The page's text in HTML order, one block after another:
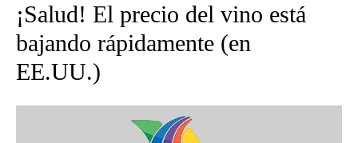
¡Salud! El precio del vino está
bajando rápidamente (en
EE.UU.)